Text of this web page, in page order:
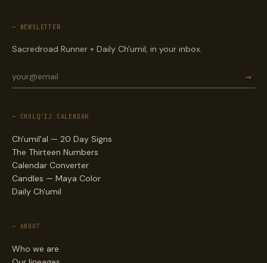
— NEWSLETTER
Sacredroad Runner + Daily Ch'umil, in your inbox.
→
— CHOLQ'IJ CALENDAR
Ch'umil'al — 20 Day Signs
The Thirteen Numbers
Calendar Converter
Candles — Maya Color
Daily Ch'umil
— ABOUT
Who we are